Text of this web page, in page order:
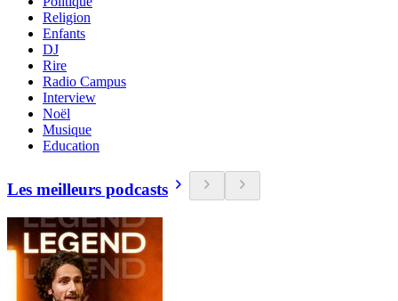
Religion
Enfants
DJ
Rire
Radio Campus
Interview
Noël
Musique
Education
Les meilleurs podcasts